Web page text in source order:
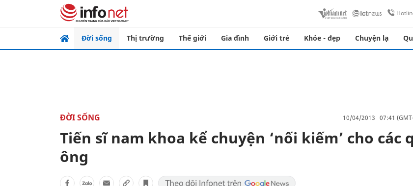
Đời sống Thị trường Thế giới Gia đình Giới trẻ Khỏe - đẹp Chuyện lạ
ĐỜI SỐNG 10/04/2013 07:41
Tiến sĩ nam khoa kể chuyện ‘nối kiếm’ cho các
ông